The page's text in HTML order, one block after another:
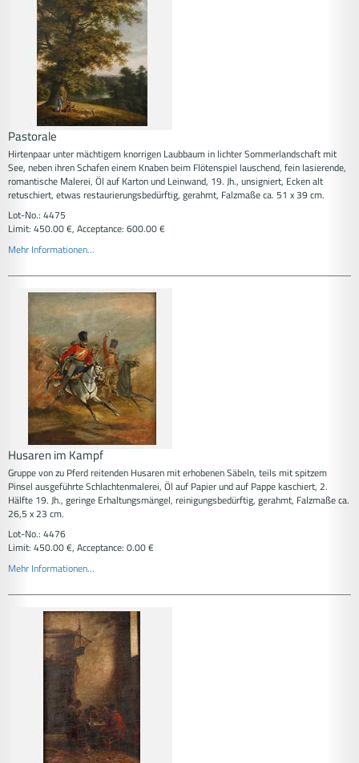
Pastorale
Hirtenpaar unter mächtigem knorrigen Laubbaum in lichter Sommerlandschaft mit
See, neben ihren Schafen einem Knaben beim Flötenspiel lauschend, fein lasierende,
romantische Malerei, Öl auf Karton und Leinwand, 19. Jh., unsigniert, Ecken alt
retuschiert, etwas restaurierungsbedürftig, gerahmt, Falzmaße ca. 51 x 39 cm.
Lot-No.: 4475
Limit: 450.00 €, Acceptance: 600.00 €
Mehr Informationen...
Husaren im Kampf
Gruppe von zu Pferd reitenden Husaren mit erhobenen Säbeln, teils mit spitzem
Pinsel ausgeführte Schlachtenmalerei, Öl auf Papier und auf Pappe kaschiert, 2.
Hälfte 19. Jh., geringe Erhaltungsmängel, reinigungsbedürftig, gerahmt, Falzmaße ca.
26,5 x 23 cm.
Lot-No.: 4476
Limit: 450.00 €, Acceptance: 0.00 €
Mehr Informationen...